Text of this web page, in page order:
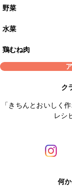
野菜
水菜
鶏むね肉
ク
「きちんとおいしく
レシ
何